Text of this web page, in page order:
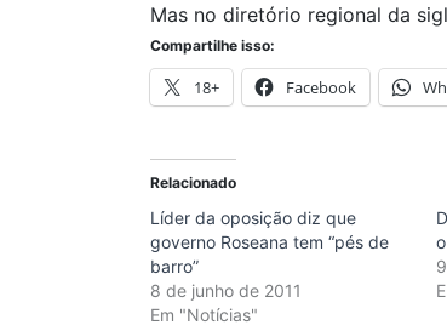
Mas no diretório regional da
Compartilhe isso:
18+ Facebook
Relacionado
Líder da oposição diz que
governo Roseana tem “pés de
barro”
8 de junho de 2011
Em "Notícias"